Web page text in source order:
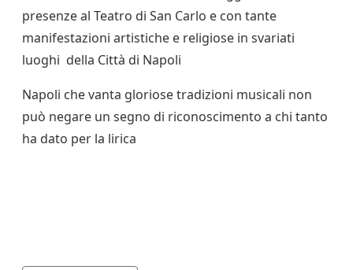
presenze al Teatro di San Carlo e con tante
manifestazioni artistiche e religiose in svariati
luoghi della Città di Napoli
Napoli che vanta gloriose tradizioni musicali non
può negare un segno di riconoscimento a chi tanto
ha dato per la lirica